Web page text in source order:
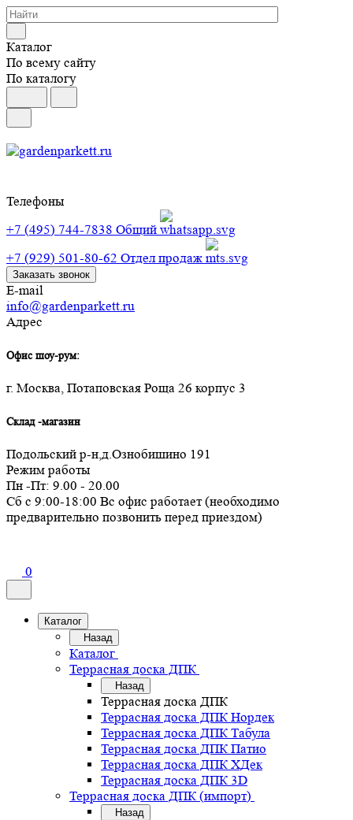
Каталог
По всему сайту
По каталогу
Телефоны
+7 (495) 744-7838 Общий
+7 (929) 501-80-62 Отдел продаж
Заказать звонок
E-mail
info@gardenparkett.ru
Адрес
Офис шоу-рум:
г. Москва, Потаповская Роща 26 корпус 3
Склад -магазин
Подольский р-н,д.Ознобишино 191
Режим работы
Пн -Пт: 9.00 - 20.00
Сб с 9:00-18:00 Вс офис работает (необходимо
предварительно позвонить перед приездом)
0
Каталог
Назад
Каталог
Террасная доска ДПК
Назад
Террасная доска ДПК
Террасная доска ДПК Нордек
Террасная доска ДПК Табула
Террасная доска ДПК Патио
Террасная доска ДПК ХДек
Террасная доска ДПК 3D
Террасная доска ДПК (импорт)
Назад